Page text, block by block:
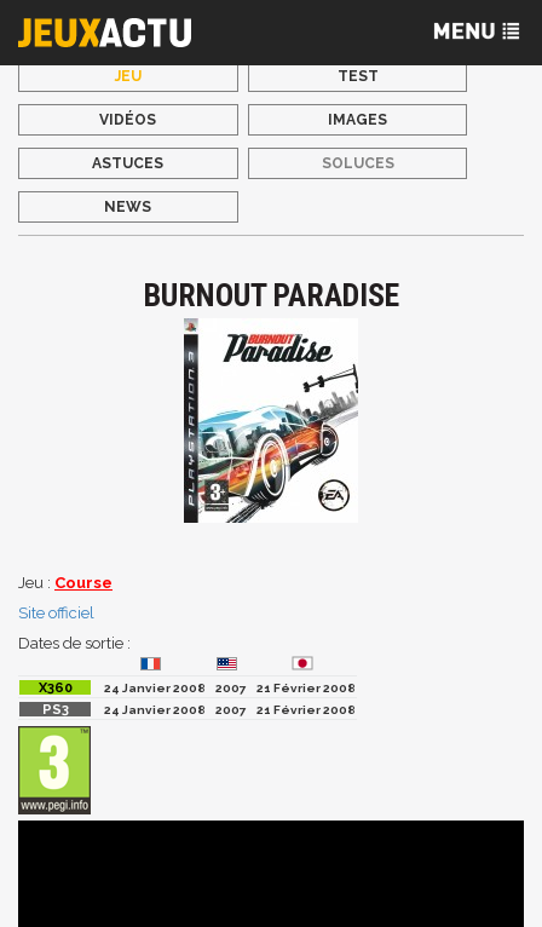
JEU TEST
VIDÉOS IMAGES
ASTUCES SOLUCES
NEWS
BURNOUT PARADISE
Jeu : Course
Site officiel
Dates de sortie :
24 Janvier 2008 2007
21 Février 2008
24 Janvier 2008
2007 21 Février 2008